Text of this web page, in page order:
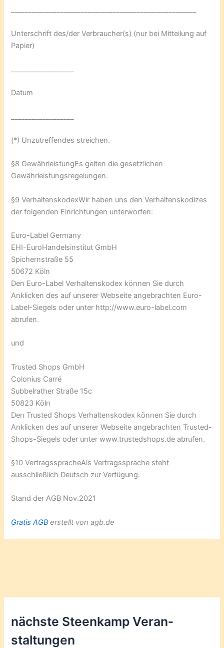
Unterschrift des/der Verbraucher(s) (nur bei Mitteilung auf
Papier)
Datum
(*) Unzutreffendes streichen.
§8 GewährleistungEs gelten die gesetzlichen
Gewährleistungsregelungen.
§9 VerhaltenskodexWir haben uns den Verhaltenskodizes
der folgenden Einrichtungen unterworfen:
Euro-Label Germany
EHI-EuroHandelsinstitut GmbH
Spichernstraße 55
50672 Köln
Den Euro-Label Verhaltenskodex können Sie durch
Anklicken des auf unserer Webseite angebrachten Euro-
Label-Siegels oder unter http://www.euro-label.com
abrufen.
und
Trusted Shops GmbH
Colonius Carré
Subbelrather Straße 15c
50823 Köln
Den Trusted Shops Verhaltenskodex können Sie durch
Anklicken des auf unserer Webseite angebrachten Trusted-
Shops-Siegels oder unter www.trustedshops.de abrufen.
§10 VertragsspracheAls Vertragssprache steht
ausschließlich Deutsch zur Verfügung.
Stand der AGB Nov.2021
Gratis AGB erstellt von agb.de
nächste Steenkamp Veran­
staltungen